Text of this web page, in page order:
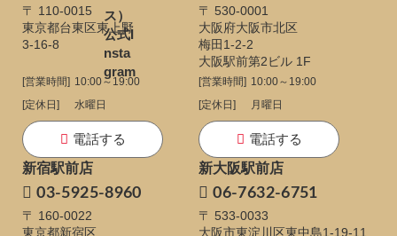
〒 110-0015
東京都台東区東上野
3-16-8
[営業時間] 10:00～19:00
[定休日]
水曜日
電話する
〒 530-0001
大阪府大阪市北区
梅田1-2-2
大阪駅前第2ビル 1F
[営業時間] 10:00～19:00
[定休日]
月曜日
電話する
新宿駅前店
03-5925-8960
〒 160-0022
東京都新宿区
新大阪駅前店
06-7632-6751
〒 533-0033
大阪市東淀川区東中島1-19-11